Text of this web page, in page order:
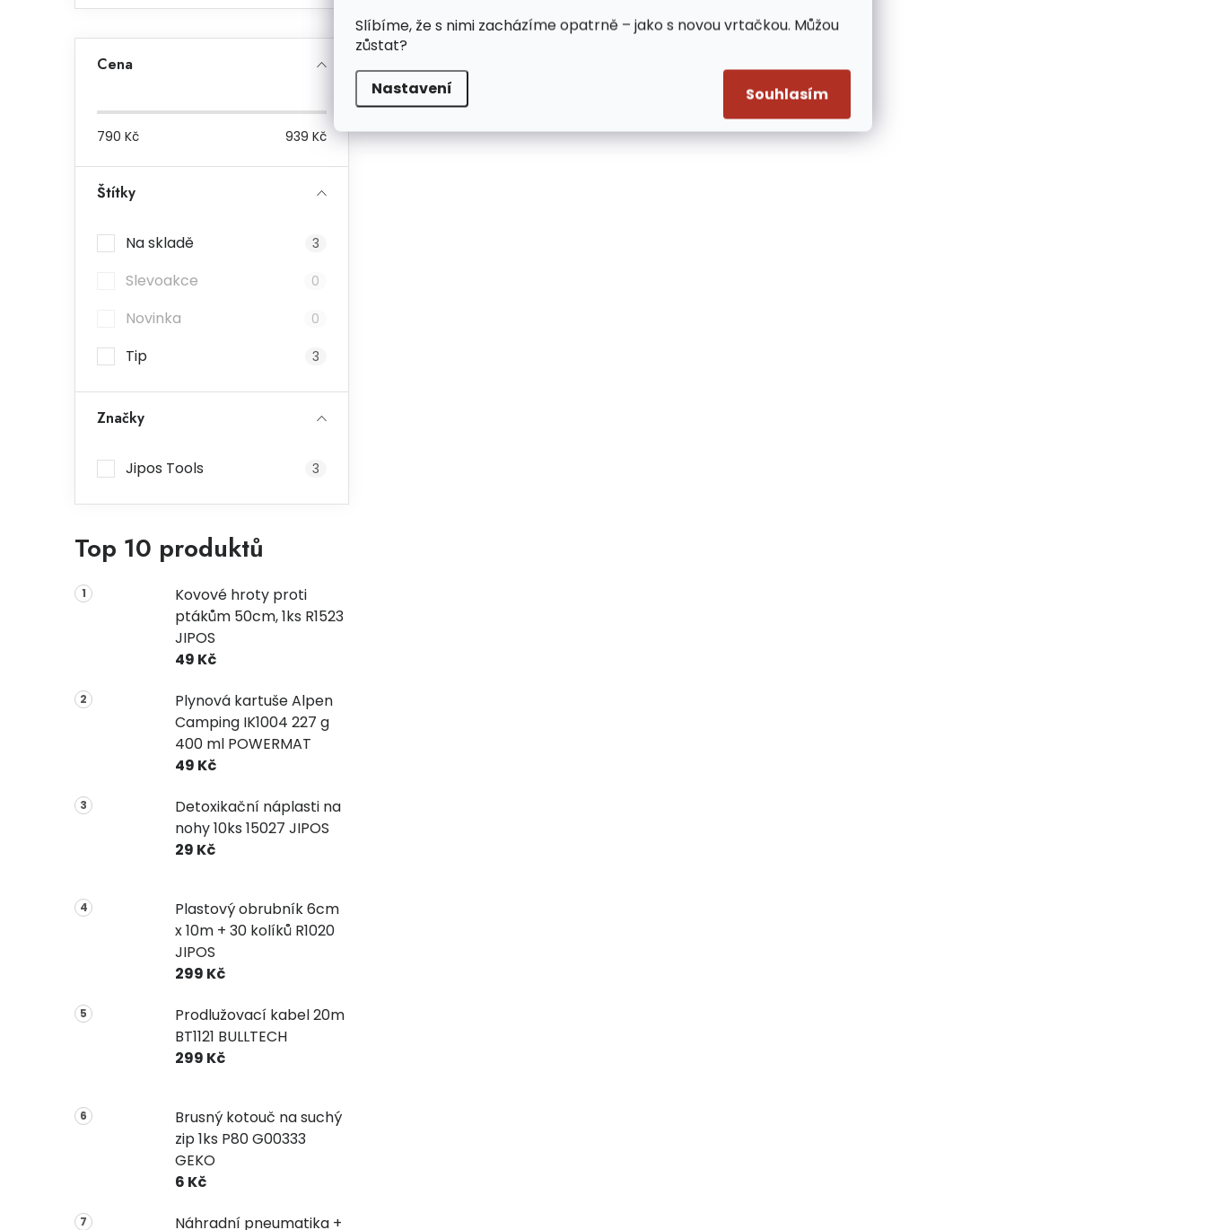
Slíbíme, že s nimi zacházíme opatrně – jako s novou vrtačkou. Můžou
zůstat?
Nastavení Souhlasím
Cena
790 Kč 939 Kč
Štítky
Na skladě 3
Slevoakce 0
Novinka 0
Tip 3
Značky
Jipos Tools 3
Top 10 produktů
Kovové hroty proti
ptákům 50cm, 1ks R1523
JIPOS
49 Kč
Plynová kartuše Alpen
Camping IK1004 227 g
400 ml POWERMAT
49 Kč
Detoxikační náplasti na
nohy 10ks 15027 JIPOS
29 Kč
Plastový obrubník 6cm
x 10m + 30 kolíků R1020
JIPOS
299 Kč
Prodlužovací kabel 20m
BT1121 BULLTECH
299 Kč
Brusný kotouč na suchý
zip 1ks P80 G00333
GEKO
6 Kč
Náhradní pneumatika +